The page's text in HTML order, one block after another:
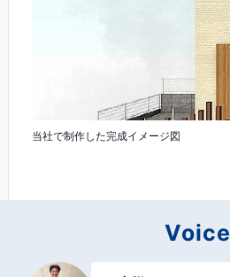
当社で制作した完成イメージ図
Voice